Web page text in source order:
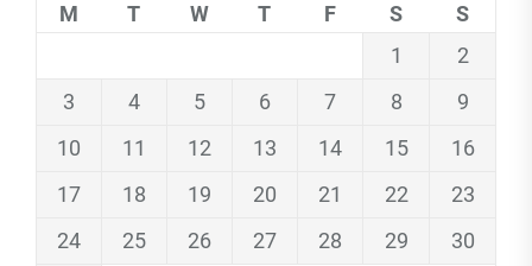
M T W T F S
S
1
2
3
4 5 6 7 8
9
10
11 12 13 14 15
16
17
18 19 20 21 22
23
24
25 26 27 28 29 30